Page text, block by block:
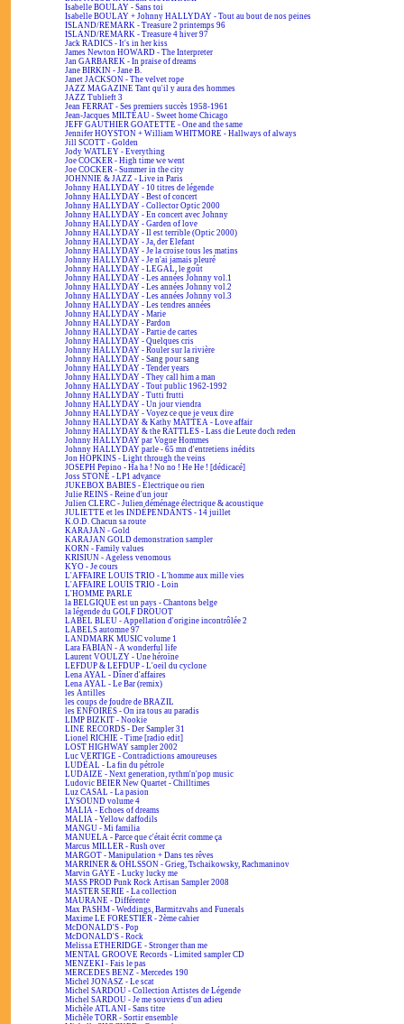
Isabelle BOULAY - Sans toi
Isabelle BOULAY + Johnny HALLYDAY - Tout au bout de nos peines
ISLAND/REMARK - Treasure 2 printemps 96
ISLAND/REMARK - Treasure 4 hiver 97
Jack RADICS - It's in her kiss
James Newton HOWARD - The Interpreter
Jan GARBAREK - In praise of dreams
Jane BIRKIN - Jane B.
Janet JACKSON - The velvet rope
JAZZ MAGAZINE Tant qu'il y aura des hommes
JAZZ Tublieft 3
Jean FERRAT - Ses premiers succès 1958-1961
Jean-Jacques MILTEAU - Sweet home Chicago
JEFF GAUTHIER GOATETTE - One and the same
Jennifer HOYSTON + William WHITMORE - Hallways of always
Jill SCOTT - Golden
Jody WATLEY - Everything
Joe COCKER - High time we went
Joe COCKER - Summer in the city
JOHNNIE & JAZZ - Live in Paris
Johnny HALLYDAY - 10 titres de légende
Johnny HALLYDAY - Best of concert
Johnny HALLYDAY - Collector Optic 2000
Johnny HALLYDAY - En concert avec Johnny
Johnny HALLYDAY - Garden of love
Johnny HALLYDAY - Il est terrible (Optic 2000)
Johnny HALLYDAY - Ja, der Elefant
Johnny HALLYDAY - Je la croise tous les matins
Johnny HALLYDAY - Je n'ai jamais pleuré
Johnny HALLYDAY - LEGAL, le goût
Johnny HALLYDAY - Les années Johnny vol.1
Johnny HALLYDAY - Les années Johnny vol.2
Johnny HALLYDAY - Les années Johnny vol.3
Johnny HALLYDAY - Les tendres années
Johnny HALLYDAY - Marie
Johnny HALLYDAY - Pardon
Johnny HALLYDAY - Partie de cartes
Johnny HALLYDAY - Quelques cris
Johnny HALLYDAY - Rouler sur la rivière
Johnny HALLYDAY - Sang pour sang
Johnny HALLYDAY - Tender years
Johnny HALLYDAY - They call him a man
Johnny HALLYDAY - Tout public 1962-1992
Johnny HALLYDAY - Tutti frutti
Johnny HALLYDAY - Un jour viendra
Johnny HALLYDAY - Voyez ce que je veux dire
Johnny HALLYDAY & Kathy MATTEA - Love affair
Johnny HALLYDAY & the RATTLES - Lass die Leute doch reden
Johnny HALLYDAY par Vogue Hommes
Johnny HALLYDAY parle - 65 mn d'entretiens inédits
Jon HOPKINS - Light through the veins
JOSEPH Pepino - Ha ha ! No no ! He He ! [dédicacé]
Joss STONE - LP1 advance
JUKEBOX BABIES - Électrique ou rien
Julie REINS - Reine d'un jour
Julien CLERC - Julien déménage électrique & acoustique
JULIETTE et les INDÉPENDANTS - 14 juillet
K.O.D. Chacun sa route
KARAJAN - Gold
KARAJAN GOLD demonstration sampler
KORN - Family values
KRISIUN - Ageless venomous
KYO - Je cours
L'AFFAIRE LOUIS TRIO - L'homme aux mille vies
L'AFFAIRE LOUIS TRIO - Loin
L'HOMME PARLE
la BELGIQUE est un pays - Chantons belge
la légende du GOLF DROUOT
LABEL BLEU - Appellation d'origine incontrôlée 2
LABELS automne 97
LANDMARK MUSIC volume 1
Lara FABIAN - A wonderful life
Laurent VOULZY - Une héroïne
LEFDUP & LEFDUP - L'oeil du cyclone
Lena AYAL - Dîner d'affaires
Lena AYAL - Le Bar (remix)
les Antilles
les coups de foudre de BRAZIL
les ENFOIRÉS - On ira tous au paradis
LIMP BIZKIT - Nookie
LINE RECORDS - Der Sampler 31
Lionel RICHIE - Time [radio edit]
LOST HIGHWAY sampler 2002
Luc VERTIGE - Contradictions amoureuses
LUDÉAL - La fin du pétrole
LUDAIZE - Next generation, rythm'n'pop music
Ludovic BEIER New Quartet - Chilltimes
Luz CASAL - La pasion
LYSOUND volume 4
MALIA - Echoes of dreams
MALIA - Yellow daffodils
MANGU - Mi familia
MANUELA - Parce que c'était écrit comme ça
Marcus MILLER - Rush over
MARGOT - Manipulation + Dans tes rêves
MARRINER & OHLSSON - Grieg, Tschaikowsky, Rachmaninov
Marvin GAYE - Lucky lucky me
MASS PROD Punk Rock Artisan Sampler 2008
MASTER SERIE - La collection
MAURANE - Différente
Max PASHM - Weddings, Barmitzvahs and Funerals
Maxime LE FORESTIER - 2ème cahier
McDONALD'S - Pop
McDONALD'S - Rock
Melissa ETHERIDGE - Stronger than me
MENTAL GROOVE Records - Limited sampler CD
MENZEKI - Fais le pas
MERCEDES BENZ - Mercedes 190
Michel JONASZ - Le scat
Michel SARDOU - Collection Artistes de Légende
Michel SARDOU - Je me souviens d'un adieu
Michèle ATLANI - Sans titre
Michèle TORR - Sortir ensemble